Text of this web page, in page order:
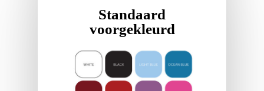
Standaard
voorgekleurd